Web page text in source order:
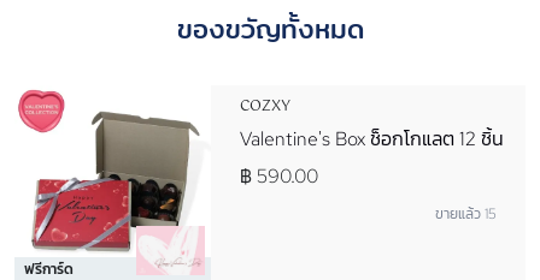
ของขวัญทั้งหมด
ฟรีการ์ด
COZXY
Valentine's Box ช็อกโกแลต 12 ชิ้น
฿ 590.00
ขายแล้ว 15